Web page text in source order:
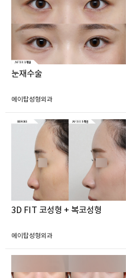
눈재수술
에이탑성형외과
3D FIT 코성형 + 복코성형
에이탑성형외과